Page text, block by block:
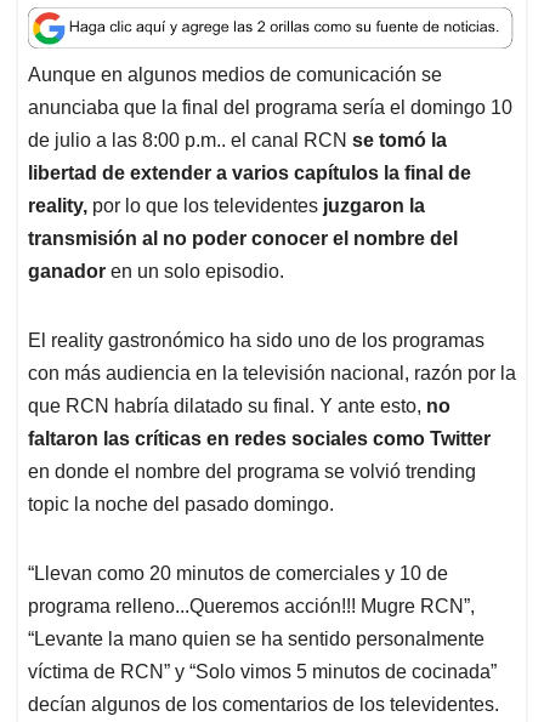
a
t
s
A
p
p
c
e
b
o
o
k
n
k
e
d
I
n
a
i
l
r
e
a
d
s
Aunque en algunos medios de comunicación se
anunciaba que la final del programa sería el domingo 10
de julio a las 8:00 p.m.. el canal RCN se tomó la
libertad de extender a varios capítulos la final de
reality, por lo que los televidentes juzgaron la
transmisión al no poder conocer el nombre del
ganador en un solo episodio.
El reality gastronómico ha sido uno de los programas
con más audiencia en la televisión nacional, razón por la
que RCN habría dilatado su final. Y ante esto, no
faltaron las críticas en redes sociales como Twitter
en donde el nombre del programa se volvió trending
topic la noche del pasado domingo.
“Llevan como 20 minutos de comerciales y 10 de
programa relleno...Queremos acción!!! Mugre RCN”,
“Levante la mano quien se ha sentido personalmente
víctima de RCN” y “Solo vimos 5 minutos de cocinada”
decían algunos de los comentarios de los televidentes.